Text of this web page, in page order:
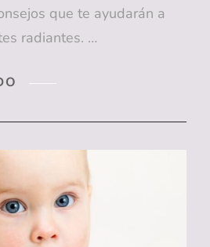
que te ayudarán a
radiantes. …
TRUCOS
REALZAR
BLANCO
DE
TUS
DIENTES